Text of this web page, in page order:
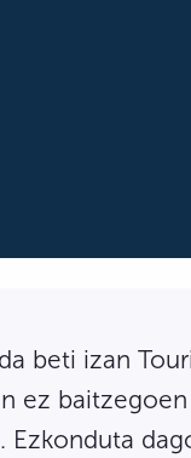
beti izan
ez